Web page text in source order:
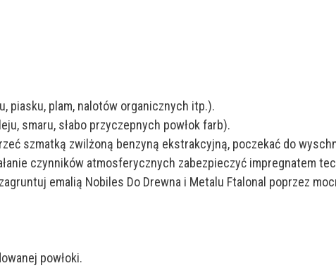
piasku, plam, nalotów organicznych itp.).
smaru, słabo przyczepnych powłok farb).
szmatką zwilżoną benzyną ekstrakcyjną, poczekać do
czynników atmosferycznych zabezpieczyć impregnatem
emalią Nobiles Do Drewna i Metalu Ftalonal poprzez
powłoki.